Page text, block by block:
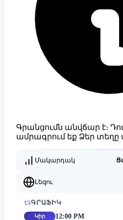
Գրանցումն անվճար է։
ամրագրում եք Ձեր տեղը
Մակարդակ
Լեզու
ԳՐԱՖԻԿ
Կիր 12:00 PM